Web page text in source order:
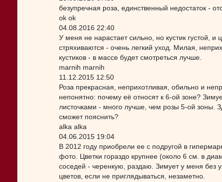
безупречная роза, единственный недостаток -
ok ok
04.08.2016 22:40
У меня не нарастает сильно, но кустик густой, и
стряхиваются - очень легкий уход. Милая,
кустиков - в массе будет смотреться лучше.
marnih marnih
11.12.2015 12:50
Роза прекрасная, неприхотливая, обильно и
непонятно: почему её относят к 6-ой зоне?
листочками - много лучше, чем розы 5-ой зоны.
сможет пояснить?
alka alka
04.06.2015 19:04
В 2012 году приобрели ее с подругой в
фото. Цветки гораздо крупнее (около 6 см. в
соседей - черенкую, раздаю. Зимует у меня без
цветов, если не приглядываться, незаметно.